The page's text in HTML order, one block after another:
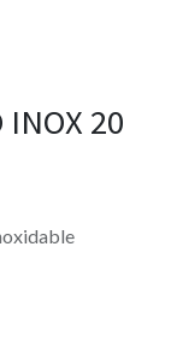
INOX 20